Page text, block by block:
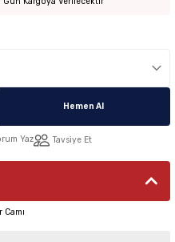
Hemen Al
Yaz Tavsiye Et